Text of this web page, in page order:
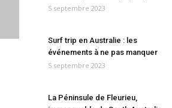
5 septembre 2023
Surf trip en Australie : les
événements à ne pas manquer
5 septembre 2023
La Péninsule de Fleurieu,